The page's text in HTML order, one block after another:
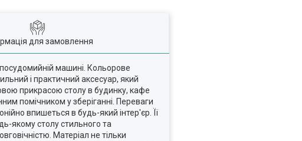
для замовлення
машині. Кольорове
і практичний аксесуар, який
прикрасою столу в будинку, кафе
помічником у зберіганні. Переваги
впишеться в будь-який інтер'єр. Її
якому столу стильного та
Матеріал не тільки